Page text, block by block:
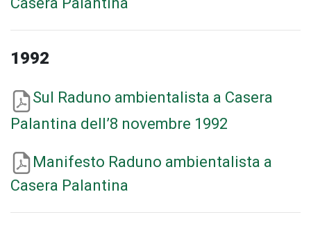
1992
Sul Raduno ambientalista a Casera
Palantina dell’8 novembre 1992
Manifesto Raduno ambientalista a
Casera Palantina